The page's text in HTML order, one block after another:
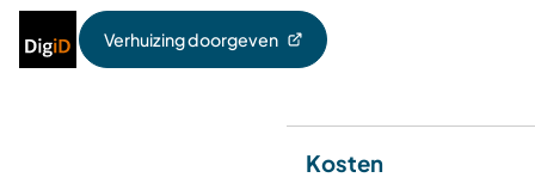
Inloggen
met
Verhuizing doorgeven
(Verwijst
Kosten